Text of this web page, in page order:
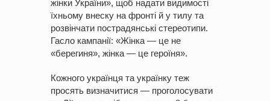
жінки України», щоб надати видимості
їхньому внеску на фронті й у тилу та
розвінчати пострадянські стереотипи.
Гасло кампанії: «Жінка — це не
«берегиня», жінка — це героїня».
Кожного українця та українку теж
просять визначитися — проголосувати